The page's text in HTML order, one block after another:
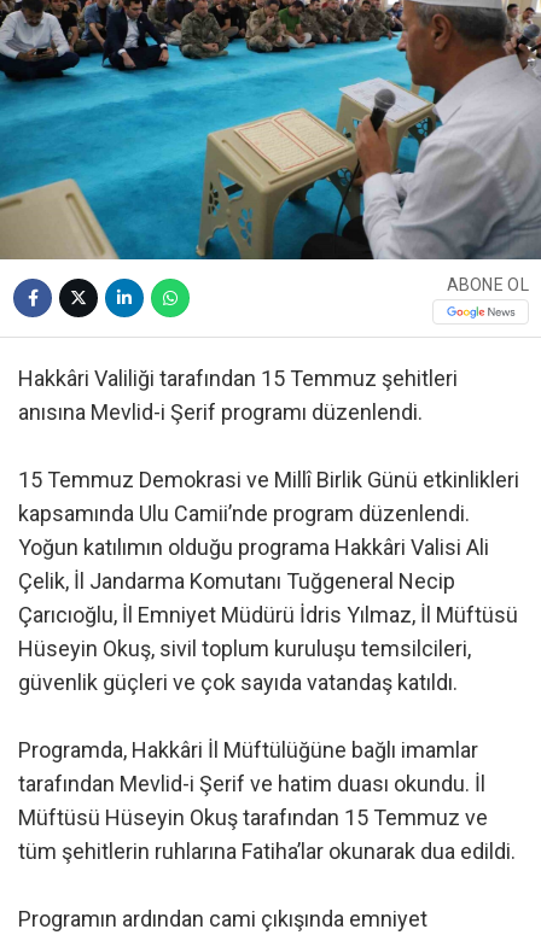
ABONE OL
Hakkâri Valiliği tarafından 15 Temmuz şehitleri
anısına Mevlid-i Şerif programı düzenlendi.
15 Temmuz Demokrasi ve Millî Birlik Günü etkinlikleri
kapsamında Ulu Camii’nde program düzenlendi.
Yoğun katılımın olduğu programa Hakkâri Valisi Ali
Çelik, İl Jandarma Komutanı Tuğgeneral Necip
Çarıcıoğlu, İl Emniyet Müdürü İdris Yılmaz, İl Müftüsü
Hüseyin Okuş, sivil toplum kuruluşu temsilcileri,
güvenlik güçleri ve çok sayıda vatandaş katıldı.
Programda, Hakkâri İl Müftülüğüne bağlı imamlar
tarafından Mevlid-i Şerif ve hatim duası okundu. İl
Müftüsü Hüseyin Okuş tarafından 15 Temmuz ve
tüm şehitlerin ruhlarına Fatiha’lar okunarak dua edildi.
Programın ardından cami çıkışında emniyet